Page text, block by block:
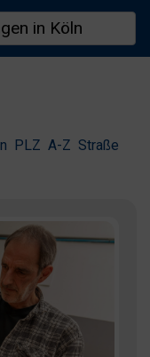
PLZ A-Z Straße